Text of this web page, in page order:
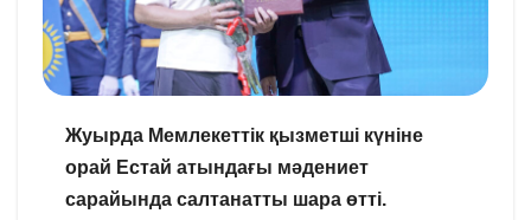
Жуырда Мемлекеттік қызметші күніне
орай Естай атындағы мәдениет
сарайында салтанатты шара өтті.